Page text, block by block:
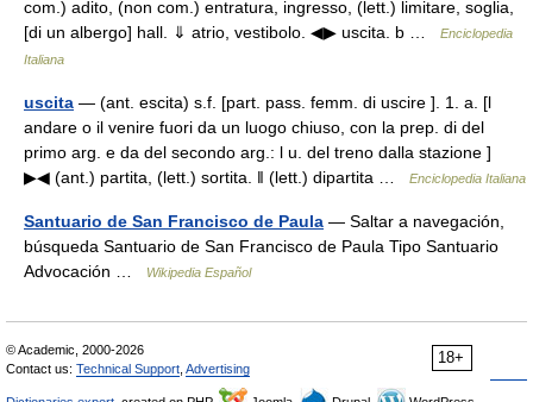
com.) adito, (non com.) entratura, ingresso, (lett.) limitare, soglia,
[di un albergo] hall. ⇓ atrio, vestibolo. ◀▶ uscita. b …
Enciclopedia
Italiana
uscita — (ant. escita) s.f. [part. pass. femm. di uscire ]. 1. a. [l
andare o il venire fuori da un luogo chiuso, con la prep. di del
primo arg. e da del secondo arg.: l u. del treno dalla stazione ]
▶◀ (ant.) partita, (lett.) sortita. ‖ (lett.) dipartita …
Enciclopedia Italiana
Santuario de San Francisco de Paula — Saltar a navegación,
búsqueda Santuario de San Francisco de Paula Tipo Santuario
Advocación …
Wikipedia Español
18+
© Academic, 2000-2026
Contact us: Technical Support Advertising